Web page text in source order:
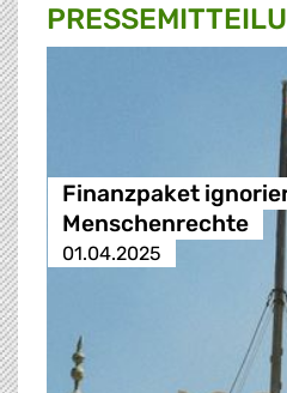
Finanzpaket
Menschenrechte
01.04.2025